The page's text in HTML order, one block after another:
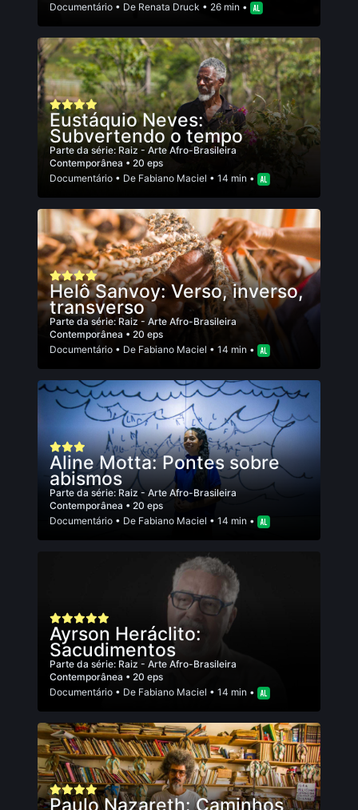
Documentário • De Renata Druck • 26 min •
Eustáquio Neves:
Subvertendo o tempo
Parte da série: Raiz - Arte Afro-Brasileira
Contemporânea • 20 eps
Documentário • De Fabiano Maciel • 14 min •
Helô Sanvoy: Verso, inverso,
transverso
Parte da série:Raiz - Arte Afro-Brasileira
Contemporânea • 20 eps
Documentário • De Fabiano Maciel • 14 min •
Aline Motta: Pontes sobre
abismos
Parte da série: Raiz - Arte Afro-Brasileira
Contemporânea • 20 eps
Documentário • De Fabiano Maciel • 14 min •
Ayrson Heráclito:
Sacudimentos
Parte da série: Raiz - Arte Afro-Brasileira
Contemporânea • 20 eps
Documentário • De Fabiano Maciel • 14 min •
Paulo Nazareth: Caminhos